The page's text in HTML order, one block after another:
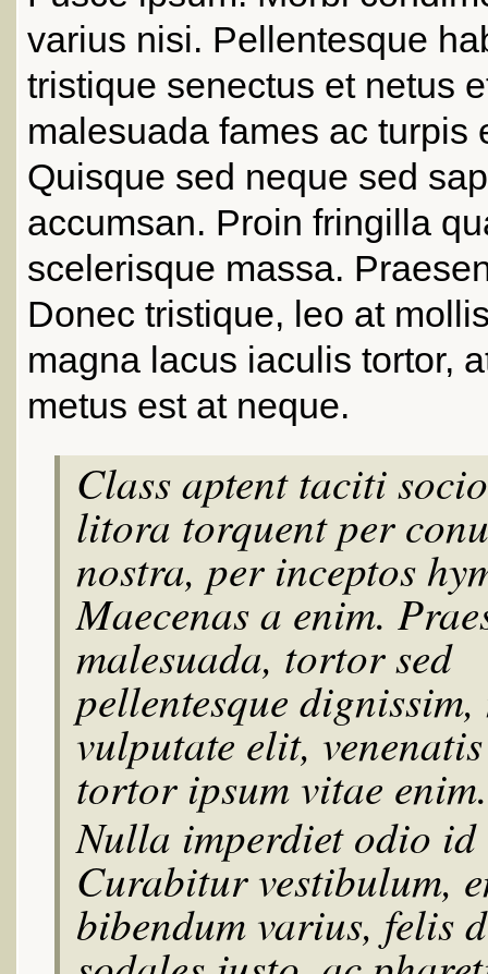
varius nisi. Pellentesque
tristique senectus et netus
malesuada fames ac turpis
Quisque sed neque sed
accumsan. Proin fringilla
scelerisque massa.
Donec tristique, leo at
magna lacus iaculis tortor,
metus est at neque.
Class aptent taciti
litora torquent per
nostra, per inceptos
Maecenas a enim.
malesuada, tortor sed
pellentesque
vulputate elit,
tortor ipsum vitae enim.
Nulla imperdiet odio id
Curabitur vestibulum,
bibendum varius, felis